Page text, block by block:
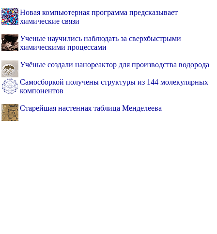
Новая компьютерная программа предсказывает
химические связи
Ученые научились наблюдать за сверхбыстрыми
химическими процессами
Учёные создали нанореактор для производства водорода
Самосборкой получены структуры из 144 молекулярных
компонентов
Старейшая настенная таблица Менделеева